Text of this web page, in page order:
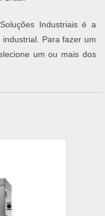
Industriais é a
Para fazer um
um ou mais dos